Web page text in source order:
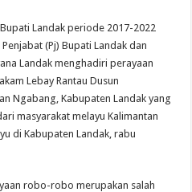
Bupati Landak periode 2017-2022
(Pj) Bupati Landak dan
Landak menghadiri perayaan
Lebay Rantau Dusun
Ngabang, Kabupaten Landak yang
masyarakat melayu Kalimantan
di Kabupaten Landak, rabu
robo-robo merupakan salah